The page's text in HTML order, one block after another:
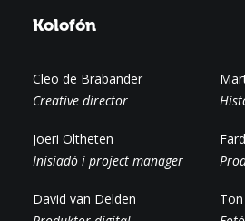
Kolofón
Cleo de Brabander
Creative director
Joeri Oltheten
Inisiadó i project manager
David van Delden